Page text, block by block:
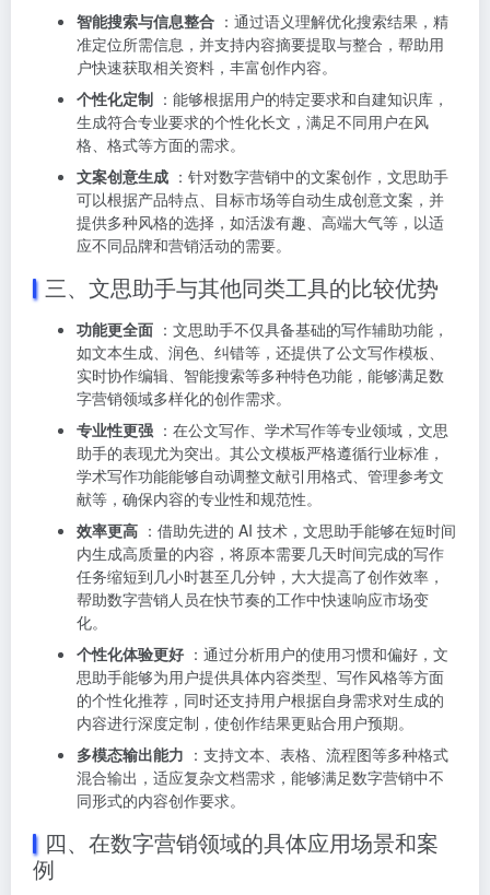
智能搜索与信息整合 ：通过语义理解优化搜索结果，精
准定位所需信息，并支持内容摘要提取与整合，帮助用
户快速获取相关资料，丰富创作内容。
个性化定制 ：能够根据用户的特定要求和自建知识库，
生成符合专业要求的个性化长文，满足不同用户在风
格、格式等方面的需求。
文案创意生成 ：针对数字营销中的文案创作，文思助手
可以根据产品特点、目标市场等自动生成创意文案，并
提供多种风格的选择，如活泼有趣、高端大气等，以适
应不同品牌和营销活动的需要。
三、文思助手与其他同类工具的比较优势
功能更全面 ：文思助手不仅具备基础的写作辅助功能，
如文本生成、润色、纠错等，还提供了公文写作模板、
实时协作编辑、智能搜索等多种特色功能，能够满足数
字营销领域多样化的创作需求。
专业性更强 ：在公文写作、学术写作等专业领域，文思
助手的表现尤为突出。其公文模板严格遵循行业标准，
学术写作功能能够自动调整文献引用格式、管理参考文
献等，确保内容的专业性和规范性。
效率更高 ：借助先进的 AI 技术，文思助手能够在短时间
内生成高质量的内容，将原本需要几天时间完成的写作
任务缩短到几小时甚至几分钟，大大提高了创作效率，
帮助数字营销人员在快节奏的工作中快速响应市场变
化。
个性化体验更好 ：通过分析用户的使用习惯和偏好，文
思助手能够为用户提供具体内容类型、写作风格等方面
的个性化推荐，同时还支持用户根据自身需求对生成的
内容进行深度定制，使创作结果更贴合用户预期。
多模态输出能力 ：支持文本、表格、流程图等多种格式
混合输出，适应复杂文档需求，能够满足数字营销中不
同形式的内容创作要求。
四、在数字营销领域的具体应用场景和案
例